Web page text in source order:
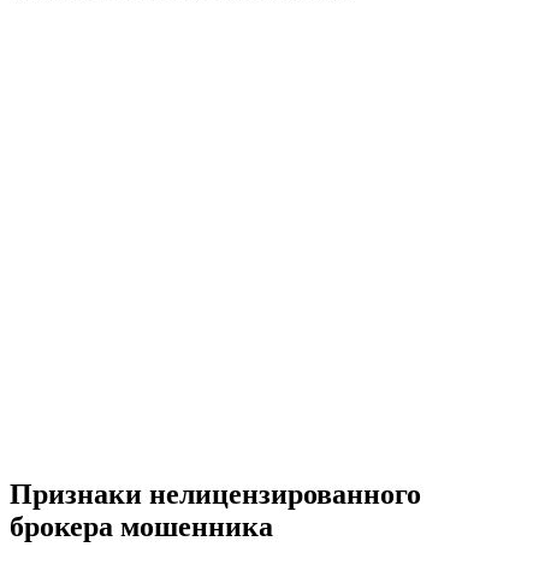
Признаки нелицензированного
брокера мошенника